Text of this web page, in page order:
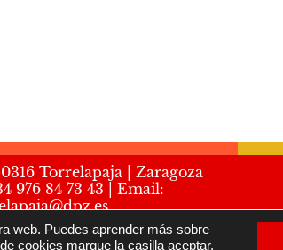
Torrelapaja | Zaragoza
976 84 73 43 | Email:
P-5026400A
web. Puedes aprender más sobre
cookies marque la casilla aceptar.